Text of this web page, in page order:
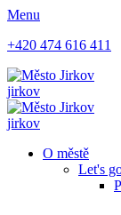
Menu
+420 474 616 411
jirkov
jirkov
O městě
Let's